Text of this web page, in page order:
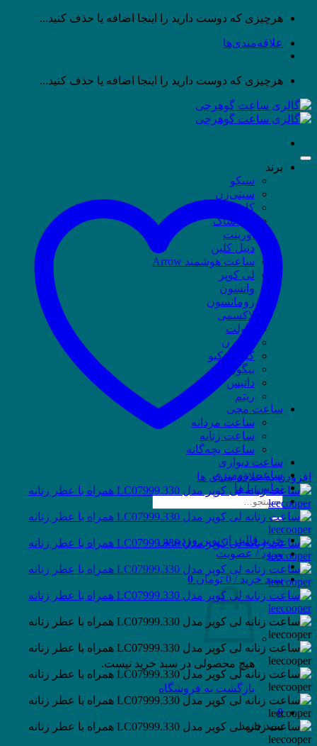
پرش
محتوا
هرچیزی که دوست دارید را اینجا اضافه یا حذف کنید...
علاقه‌مندی‌ها
هرچیزی که دوست دارید را اینجا اضافه یا حذف کنید...
برند
سیکو
سیتی‌زن
کاسیو
جی شاک
اورینت
دنیل کلین
ساعت هوشمند Arrow
لی کوپر
واتسون
رومانسون
لاکسمی
ویولت
وسترن
کیو اند کیو
بیگوتی
داتیس
ریتم
ساعت مچی
ساعت مردانه
ساعت زنانه
ساعت بچه‌گانه
ساعت دیواری
ساعت رومیزی
تماس با ما
جستجو
برای:
خرید قالب از نوین وردپرس
ورود / عضویت
سبد خرید / 0 تومان 0
هیچ محصولی در سبد خرید نیست.
بازگشت به فروشگاه
0
سبد خرید
افزودن به علاقه مندی ها